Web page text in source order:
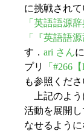
に挑戦されて
「英語語源
「『英語語
す． ari さん
プリ
「#266
も参照くださ
上記のよう
活動を展開
なせるよう